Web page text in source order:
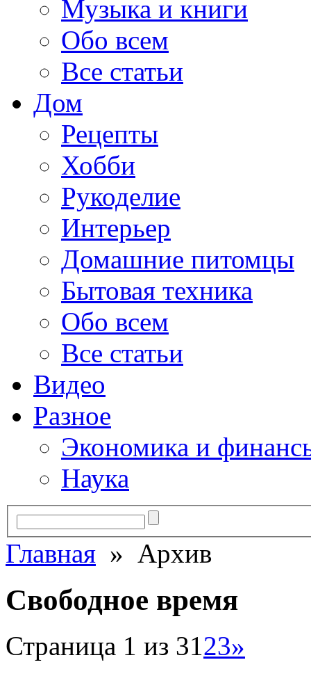
Музыка и книги
Обо всем
Все статьи
Дом
Рецепты
Хобби
Рукоделие
Интерьер
Домашние питомцы
Бытовая техника
Обо всем
Все статьи
Видео
Разное
Экономика и
Наука
Главная » Архив
Свободное время
Страница 1 из 3123»